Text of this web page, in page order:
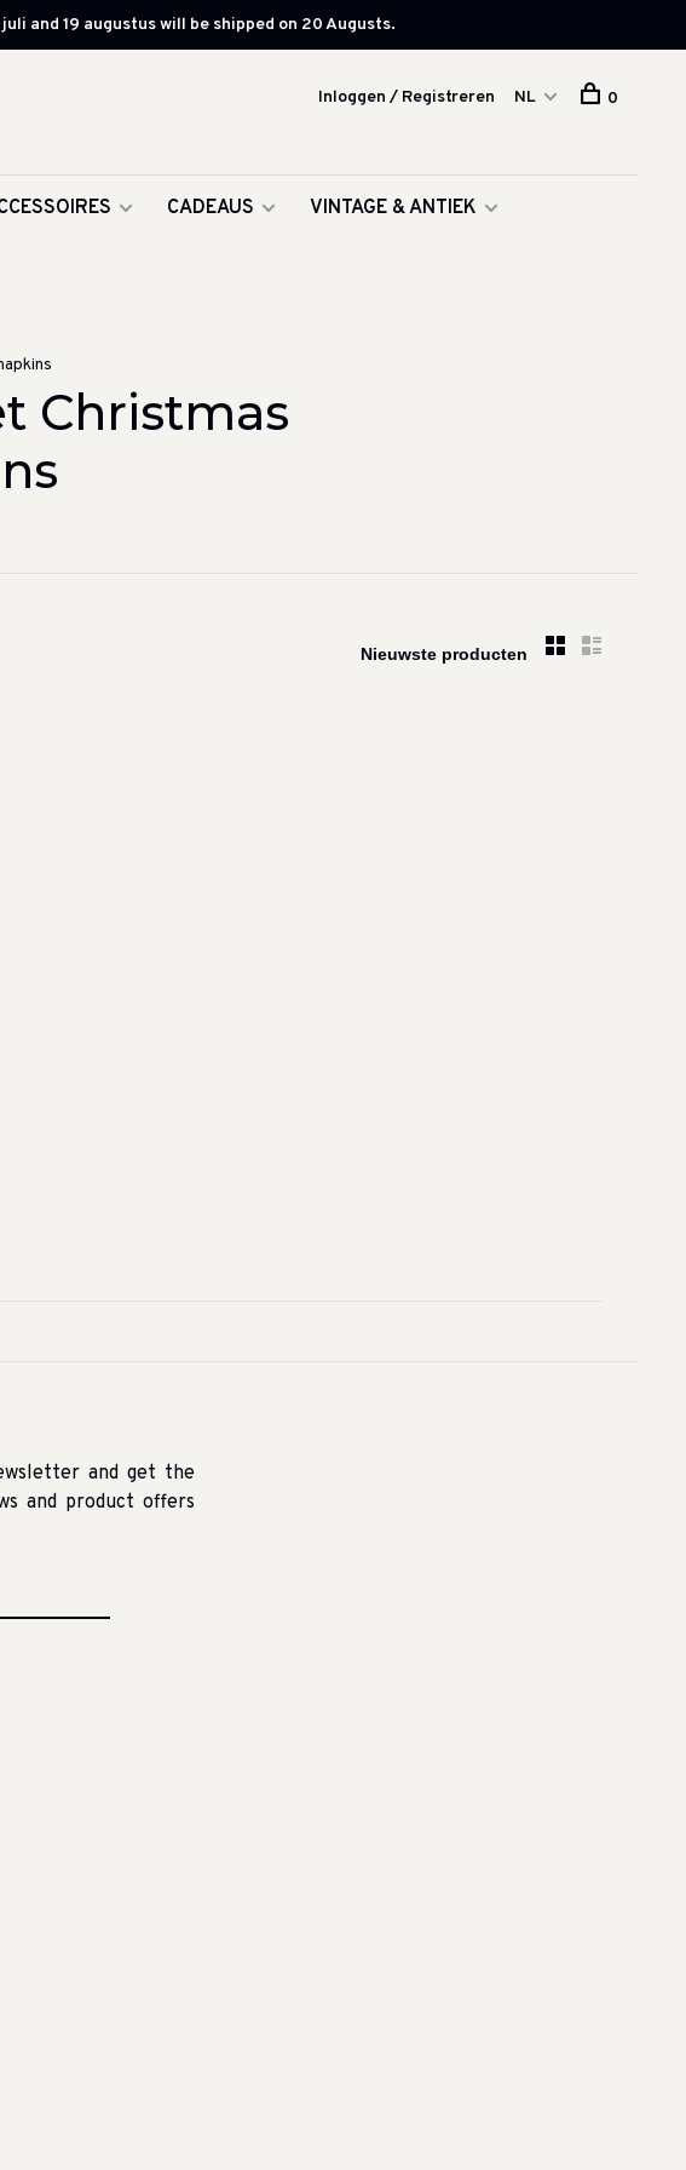
and 19 augustus will be shipped on 20 Augusts.
CADEAUS
VINTAGE & ANTIEK
Inloggen / Registreren NL 0
Christmas
and get the
and product offers